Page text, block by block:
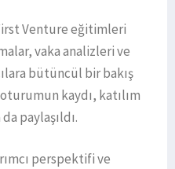
Venture eğitimleri
vaka analizleri ve
bütüncül bir bakış
oturumun kaydı, katılım
paylaşıldı.
perspektifi ve